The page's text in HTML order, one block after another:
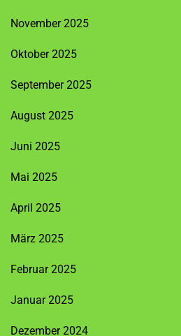
November 2025
Oktober 2025
September 2025
August 2025
Juni 2025
Mai 2025
April 2025
März 2025
Februar 2025
Januar 2025
Dezember 2024